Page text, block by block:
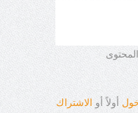
أولاً أو
الاشتراك